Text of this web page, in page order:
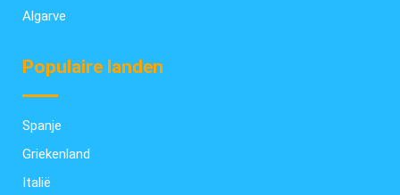
Algarve
Populaire landen
Spanje
Griekenland
Italië